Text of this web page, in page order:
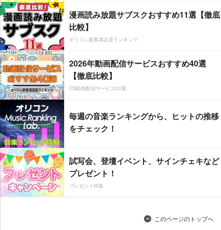
漫画読み放題サブスクおすすめ11選【徹底
比較】
オリコン顧客満足度ランキング
2026年動画配信サービスおすすめ40選
【徹底比較】
CS動画配信サービス20選
毎週の音楽ランキングから、ヒットの推移
をチェック！
試写会、登壇イベント、サインチェキなど
プレゼント！
プレゼント特集
このページのトップへ